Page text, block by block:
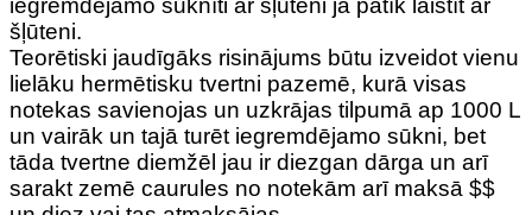
iegremdējamo sūknīti ar šļūteni ja patīk laistīt ar
šļūteni.
Teorētiski jaudīgāks risinājums būtu izveidot vienu
lielāku hermētisku tvertni pazemē, kurā visas
notekas savienojas un uzkrājas tilpumā ap 1000 L
un vairāk un tajā turēt iegremdējamo sūkni, bet
tāda tvertne diemžēl jau ir diezgan dārga un arī
sarakt zemē caurules no notekām arī maksā $$